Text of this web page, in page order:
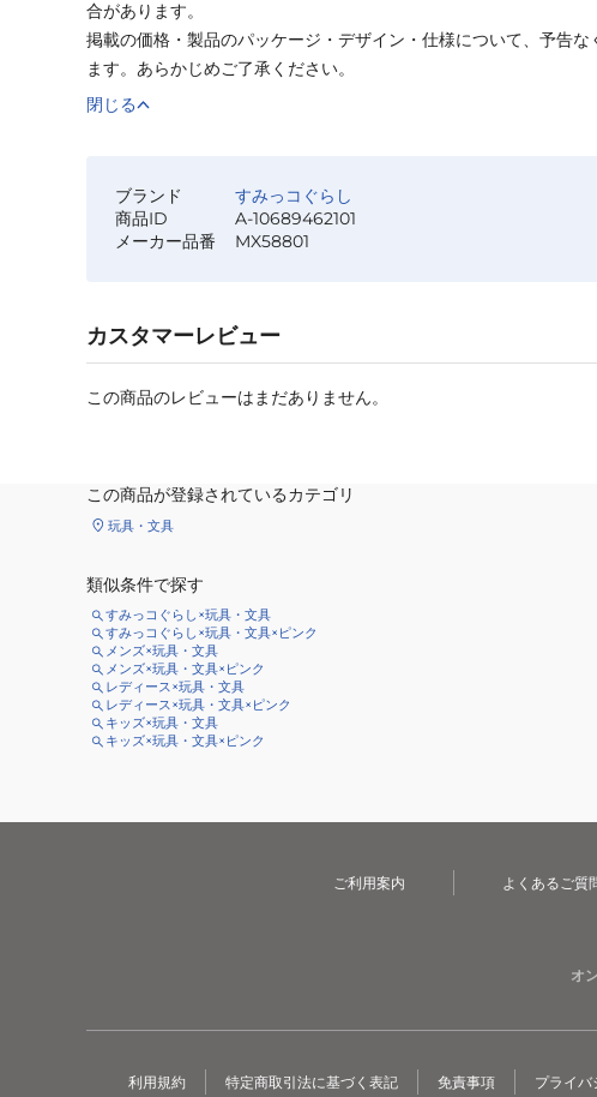
合があります。
掲載の価格・製品のパッケージ・デザイン・仕様について、予告な
ます。あらかじめご了承ください。
閉じる
ブランド
すみっコぐらし
商品ID
A-10689462101
メーカー品番
MX58801
カスタマーレビュー
この商品のレビューはまだありません。
この商品が登録されているカテゴリ
玩具・文具
類似条件で探す
すみっコぐらし×玩具・文具
すみっコぐらし×玩具・文具×ピンク
メンズ×玩具・文具
メンズ×玩具・文具×ピンク
レディース×玩具・文具
レディース×玩具・文具×ピンク
キッズ×玩具・文具
キッズ×玩具・文具×ピンク
ご利用案内 よくあるご質
オ
利用規約 特定商取引法に基づく表記 免責事項 プライバ